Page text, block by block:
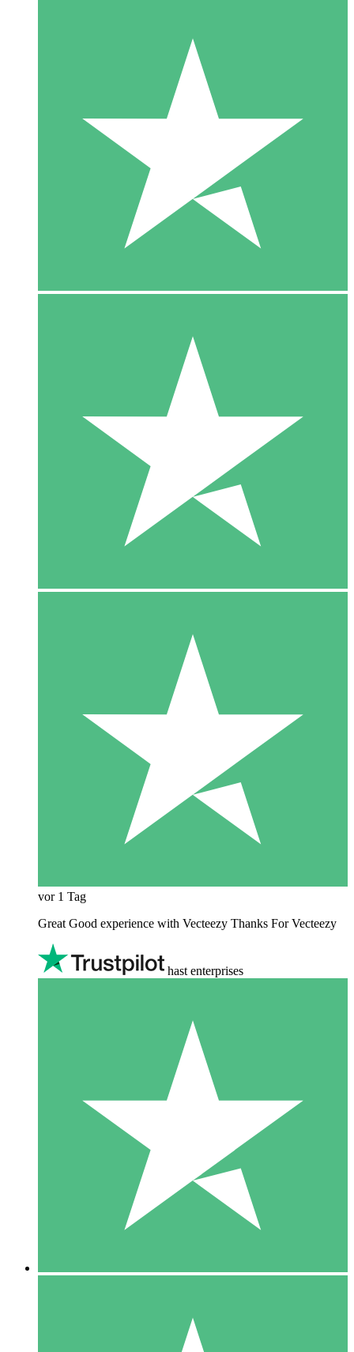
vor 1 Tag
Great Good experience with Vecteezy Thanks For Vecteezy
hast enterprises